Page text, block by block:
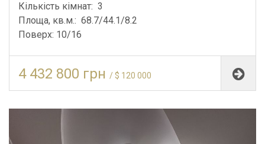
Кількість кімнат: 3
Площа, кв.м.: 68.7/44.1/8.2
Поверх: 10/16
4 432 800 грн / $ 120 000